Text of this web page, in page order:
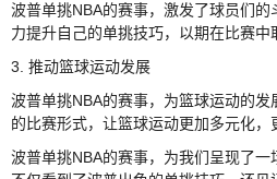
波普单挑NBA的赛事，激发了球员们
力提升自己的单挑技巧，以期在比赛中
3. 推动篮球运动发展
波普单挑NBA的赛事，为篮球运动的
的比赛形式，让篮球运动更加多元化，
波普单挑NBA的赛事，为我们呈现了一